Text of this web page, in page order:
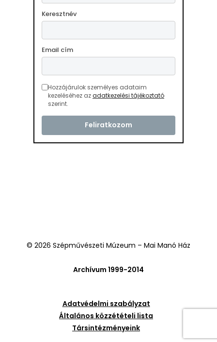
Keresztnév
Email cím
Hozzájárulok személyes adataim
kezeléséhez azadatkezelési tájékoztató
szerint.
© 2026 Szépművészeti Múzeum – Mai Manó Ház
Archívum 1999-2014
Adatvédelmi szabályzat
Általános közzétételi lista
Társintézményeink